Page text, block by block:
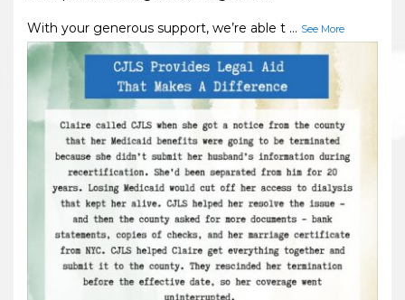
With your generous support, we’re able t ... See More